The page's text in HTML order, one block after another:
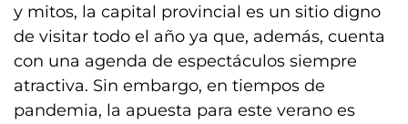
y mitos, la capital provincial es un sitio digno
de visitar todo el año ya que, además, cuenta
con una agenda de espectáculos siempre
atractiva. Sin embargo, en tiempos de
pandemia, la apuesta para este verano es